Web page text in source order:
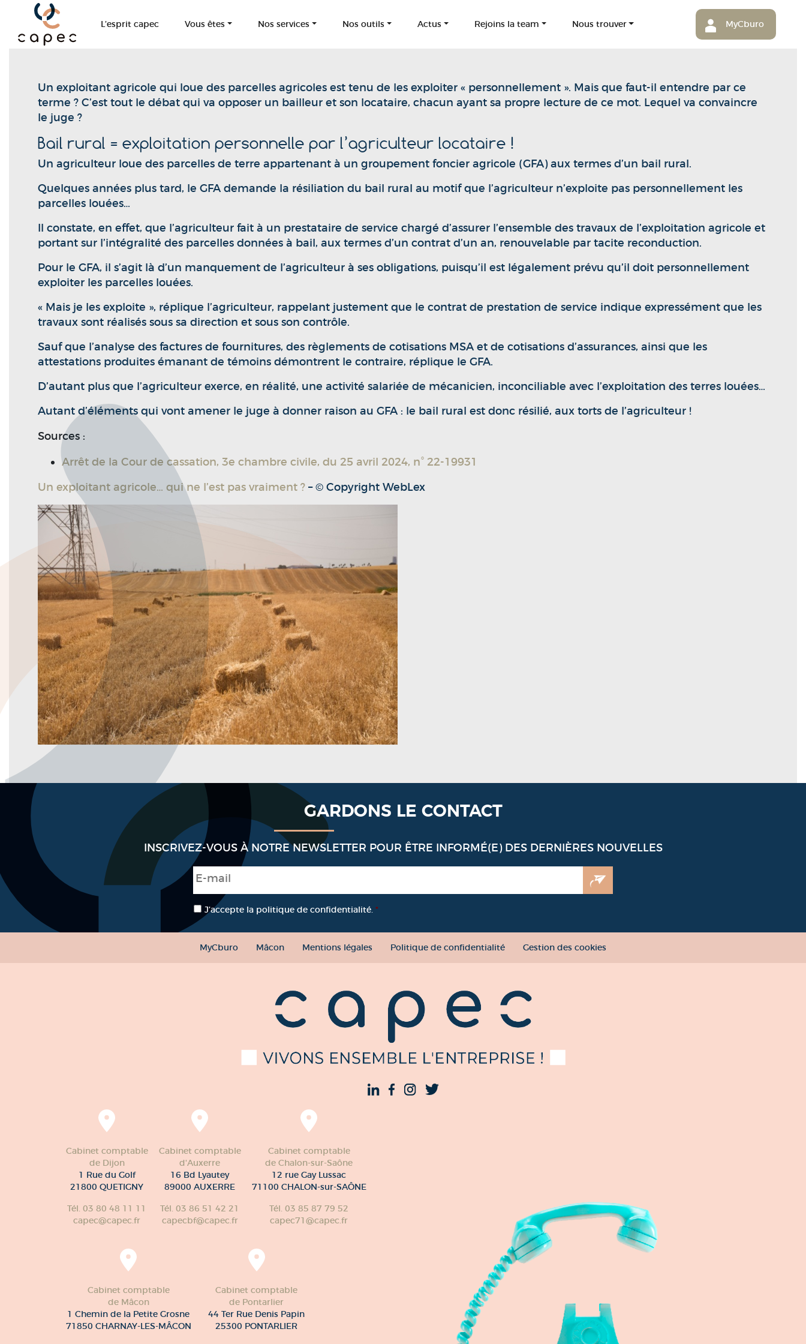
Panneau de gestion des cookies
L’esprit capec Vous êtes Nos services Nos outils Actus Rejoins la team Nous trouver MyCburo
Un exploitant agricole qui loue des parcelles agricoles est tenu de les exploiter « personnellement ». Mais que faut-il entendre par ce
terme ? C’est tout le débat qui va opposer un bailleur et son locataire, chacun ayant sa propre lecture de ce mot. Lequel va convaincre
le juge ?
Bail rural = exploitation personnelle par l’agriculteur locataire !
Un agriculteur loue des parcelles de terre appartenant à un groupement foncier agricole (GFA) aux termes d’un bail rural.
Quelques années plus tard, le GFA demande la résiliation du bail rural au motif que l’agriculteur n’exploite pas personnellement les
parcelles louées…
Il constate, en effet, que l’agriculteur fait à un prestataire de service chargé d’assurer l’ensemble des travaux de l’exploitation agricole et
portant sur l’intégralité des parcelles données à bail, aux termes d’un contrat d’un an, renouvelable par tacite reconduction.
Pour le GFA, il s’agit là d’un manquement de l’agriculteur à ses obligations, puisqu’il est légalement prévu qu’il doit personnellement
exploiter les parcelles louées.
« Mais je les exploite », réplique l’agriculteur, rappelant justement que le contrat de prestation de service indique expressément que les
travaux sont réalisés sous sa direction et sous son contrôle.
Sauf que l’analyse des factures de fournitures, des règlements de cotisations MSA et de cotisations d’assurances, ainsi que les
attestations produites émanant de témoins démontrent le contraire, réplique le GFA.
D’autant plus que l’agriculteur exerce, en réalité, une activité salariée de mécanicien, inconciliable avec l’exploitation des terres louées…
Autant d’éléments qui vont amener le juge à donner raison au GFA : le bail rural est donc résilié, aux torts de l’agriculteur !
Sources :
Arrêt de la Cour de cassation, 3e chambre civile, du 25 avril 2024, n° 22-19931
Un exploitant agricole… qui ne l’est pas vraiment ? – © Copyright WebLex
GARDONS LE CONTACT
INSCRIVEZ-VOUS À NOTRE NEWSLETTER POUR ÊTRE INFORMÉ(E) DES DERNIÈRES NOUVELLES
E-mail
RGPD *
J’accepte la politique de confidentialité. *
MyCburo Mâcon Mentions légales Politique de confidentialité Gestion des cookies
Cabinet comptable
de Dijon
1 Rue du Golf
21800 QUETIGNY
Tél. 03 80 48 11 11
capec@capec.fr
Cabinet comptable
d'Auxerre
16 Bd Lyautey
89000 AUXERRE
Tél. 03 86 51 42 21
capecbf@capec.fr
Cabinet comptable
de Chalon-sur-Saône
12 rue Gay Lussac
71100 CHALON-sur-SAÔNE
Tél. 03 85 87 79 52
capec71@capec.fr
Cabinet comptable
de Mâcon
1 Chemin de la Petite Grosne
71850 CHARNAY-LES-MÂCON
Cabinet comptable
de Pontarlier
44 Ter Rue Denis Papin
25300 PONTARLIER